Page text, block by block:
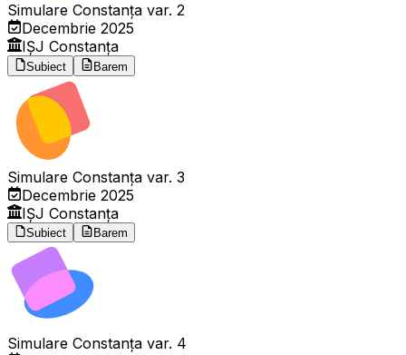
Simulare Constanța var. 2
Decembrie 2025
IȘJ Constanța
Subiect Barem
Simulare Constanța var. 3
Decembrie 2025
IȘJ Constanța
Subiect Barem
Simulare Constanța var. 4